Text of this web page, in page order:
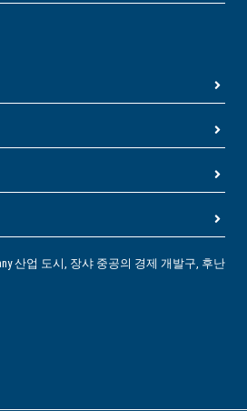
산업 도시, 장샤 중공의 경제 개발구, 후난